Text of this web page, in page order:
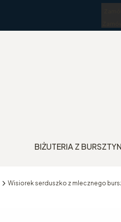
BIŻUTERIA Z
Wisiorek serduszko z mlecznego